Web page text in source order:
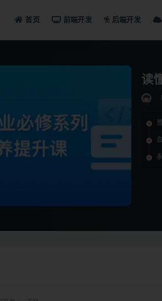
首页 前端开发 后端开发
读